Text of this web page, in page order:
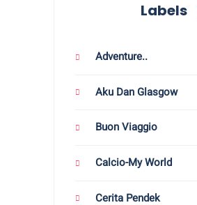
Labels
Adventure..
Aku Dan Glasgow
Buon Viaggio
Calcio-My World
Cerita Pendek